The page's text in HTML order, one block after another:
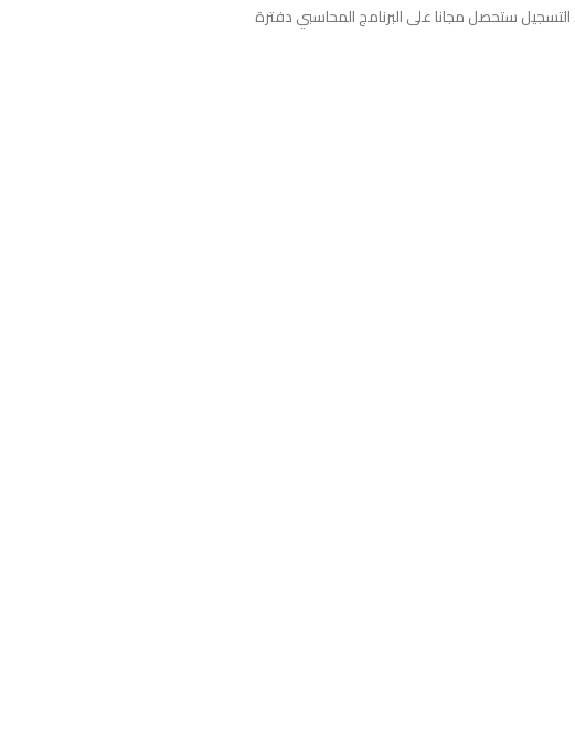
ستحصل مجانا على البرنامج المحاسبي دفترة